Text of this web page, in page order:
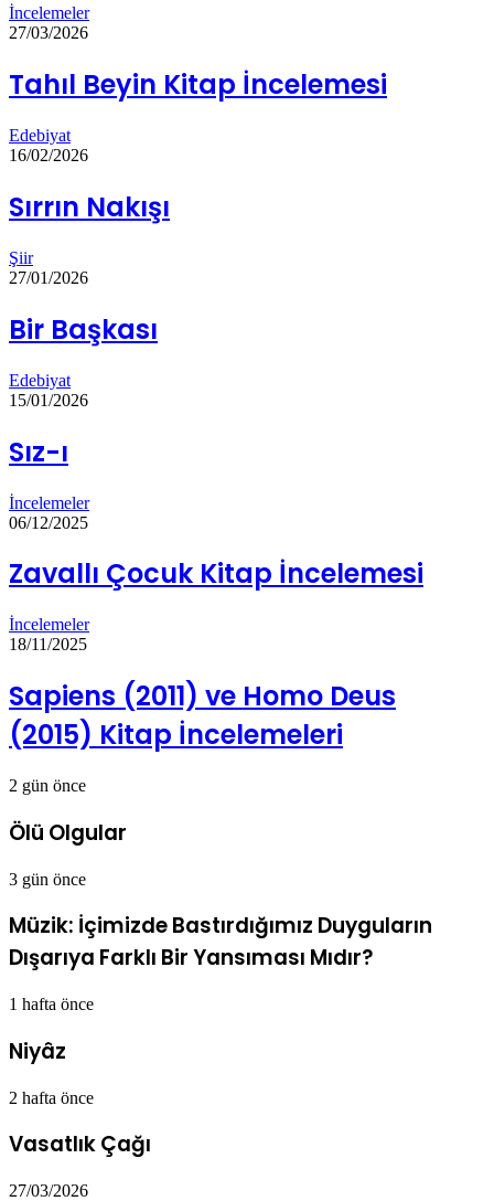
İncelemeler
27/03/2026
Tahıl Beyin Kitap İncelemesi
Edebiyat
16/02/2026
Sırrın Nakışı
Şiir
27/01/2026
Bir Başkası
Edebiyat
15/01/2026
Sız-ı
İncelemeler
06/12/2025
Zavallı Çocuk Kitap İncelemesi
İncelemeler
18/11/2025
Sapiens (2011) ve Homo Deus
(2015) Kitap İncelemeleri
2 gün önce
Ölü Olgular
3 gün önce
Müzik: İçimizde Bastırdığımız Duyguların
Dışarıya Farklı Bir Yansıması Mıdır?
1 hafta önce
Niyâz
2 hafta önce
Vasatlık Çağı
27/03/2026